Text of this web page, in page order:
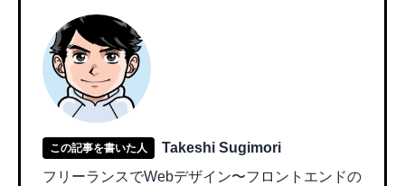
この記事を書いた人
Takeshi Sugimori
フリーランスでWebデザイン〜フロントエンドの